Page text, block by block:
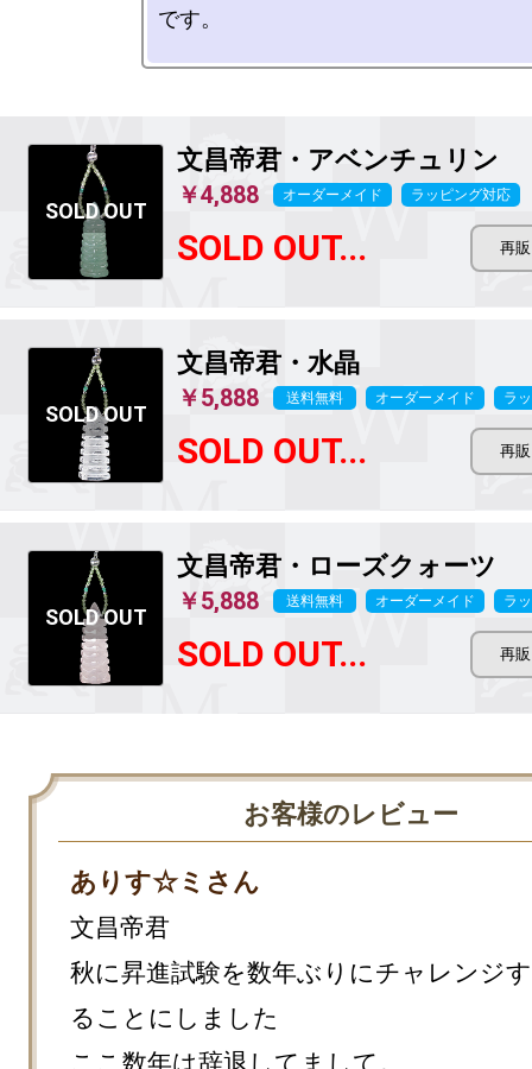
です。
文昌帝君 ・アベンチュリン
￥4,888 オーダーメイド ラッピング対応
SOLD OUT...
文昌帝君 ・水晶
￥5,888 送料無料 オーダーメイド ラ
SOLD OUT...
文昌帝君 ・ローズクォーツ
￥5,888 送料無料 オーダーメイド ラ
SOLD OUT...
お客様のレビュー
ありす☆ミさん
文昌帝君
秋に昇進試験を数年ぶりにチャレンジす
ることにしました
ここ数年は辞退してまして。